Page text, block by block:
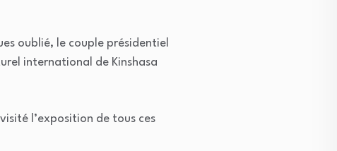
oublié, le couple présidentiel
international de Kinshasa
l’exposition de tous ces